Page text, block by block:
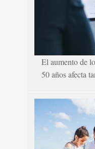
El aumento de
50 años afecta